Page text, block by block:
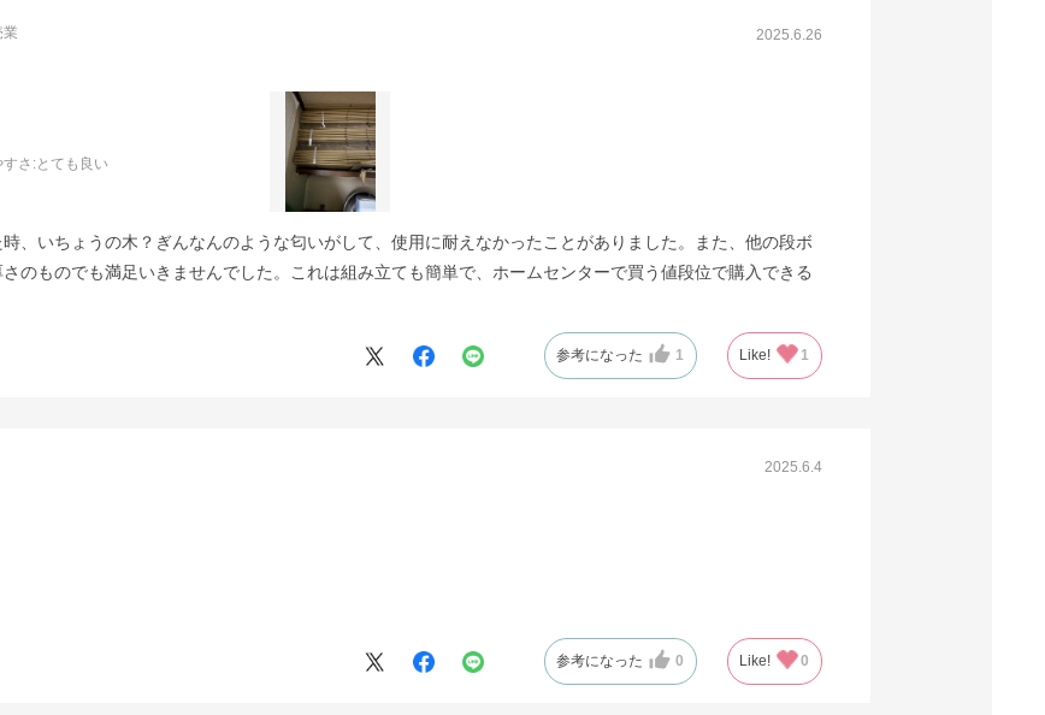
2025.6.26
さ :とても良い
業
、いちょうの木？ぎんなんのような匂いがして、使用に耐えなかったことがありました。また、他の段ボ
のものでも満足いきませんでした。これは組み立ても簡単で、ホームセンターで買う値段位で購入できる
参考になった 1 Like! 1
2025.6.4
参考になった 0 Like! 0